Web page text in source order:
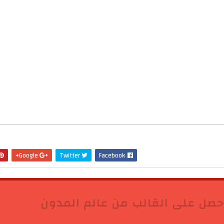
Facebook
Twitter
على القالب من عالم المدون